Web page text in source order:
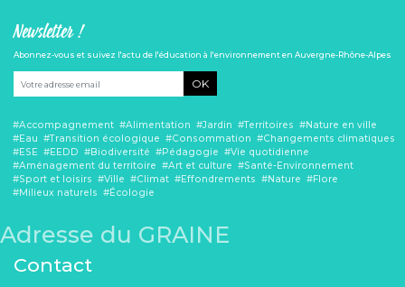
Newsletter !
Abonnez-vous et suivez l'actu de l'éducation à l'environnement en Auvergne-Rhône-Alpes
OK
Accompagnement Alimentation Jardin Territoires
Nature en ville
Eau
Transition écologique Consommation
Changements climatiques
ESE
EEDD Biodiversité Pédagogie
Vie quotidienne
Aménagement du territoire
Art et culture
Santé-Environnement
Sport et loisirs
Ville Climat Effondrements Nature
Flore
Milieux naturels
Écologie
Adresse du GRAINE
Contact